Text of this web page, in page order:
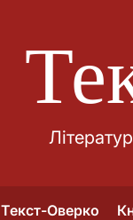
Текст-Оверко